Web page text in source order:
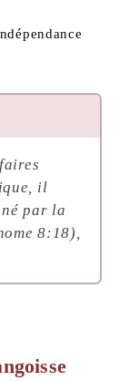
il
par la
8:18),